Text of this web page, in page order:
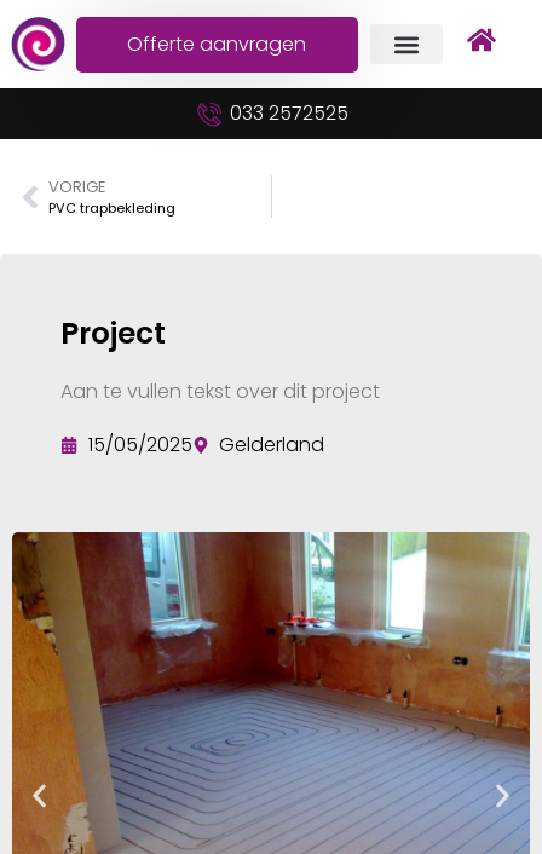
Offerte aanvragen
033 2572525
VORIGE
PVC trapbekleding
Project
Aan te vullen tekst over dit project
15/05/2025
Gelderland